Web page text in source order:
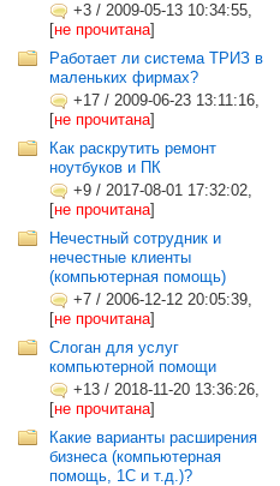
+3 / 2009-05-13 10:34:55,
[не прочитана]
Работает ли система ТРИЗ в
маленьких фирмах?
+17 / 2009-06-23 13:11:16,
[не прочитана]
Как раскрутить ремонт
ноутбуков и ПК
+9 / 2017-08-01 17:32:02,
[не прочитана]
Нечестный сотрудник и
нечестные клиенты
(компьютерная помощь)
+7 / 2006-12-12 20:05:39,
[не прочитана]
Слоган для услуг
компьютерной помощи
+13 / 2018-11-20 13:36:26,
[не прочитана]
Какие варианты расширения
бизнеса (компьютерная
помощь, 1С и т.д.)?